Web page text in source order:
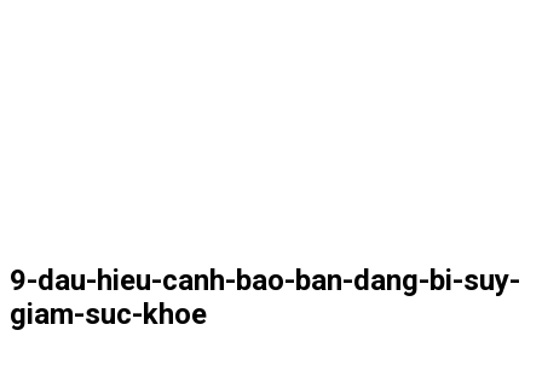
9-dau-hieu-canh-bao-ban-dang-bi-suy-
giam-suc-khoe